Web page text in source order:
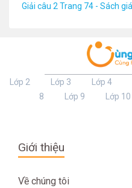
Giải câu 2 Trang 74 - Sách
Lớp 2 Lớp 3 Lớp 4
8
Lớp 9 Lớp 10
Giới thiệu
Về chúng tôi